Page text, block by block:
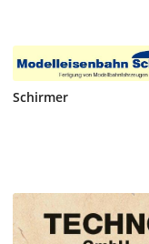
Schirmer